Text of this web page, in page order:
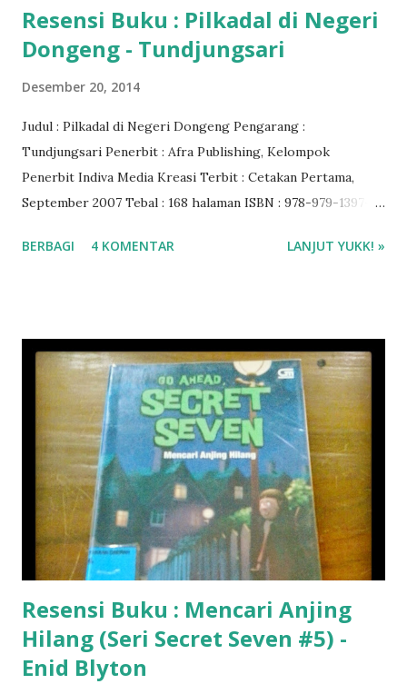
Resensi Buku : Pilkadal di Negeri
Dongeng - Tundjungsari
Desember 20, 2014
Judul : Pilkadal di Negeri Dongeng Pengarang :
Tundjungsari Penerbit : Afra Publishing, Kelompok
Penerbit Indiva Media Kreasi Terbit : Cetakan Pertama,
September 2007 Tebal : 168 halaman ISBN : 978-979-1397-
BERBAGI 4 KOMENTAR LANJUT YUKK! »
Resensi Buku : Mencari Anjing
Hilang (Seri Secret Seven #5) -
Enid Blyton